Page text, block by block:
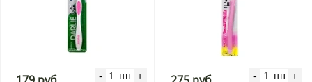
- шт + - шт +